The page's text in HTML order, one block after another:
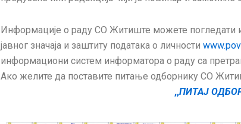
Информације о раду СО Житиште можете погледати
јавног значаја и заштиту података о личности
информациони систем информатора о раду са
Ако желите да поставите питање одборнику СО
,,ПИТАЈ